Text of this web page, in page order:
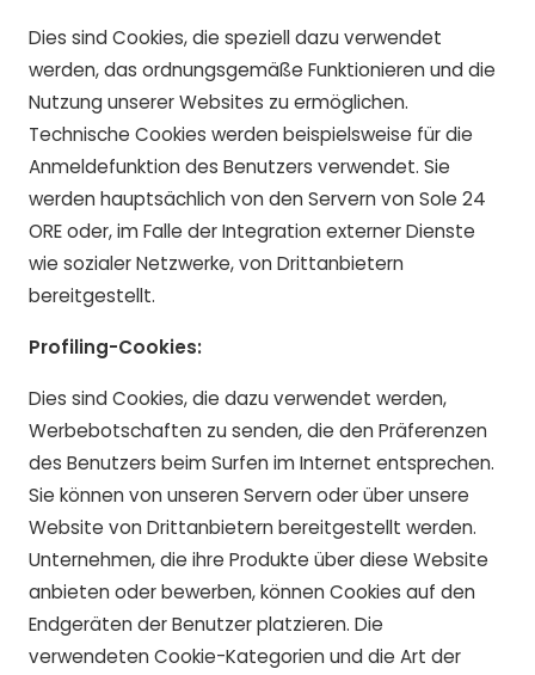
Dies sind Cookies, die speziell dazu verwendet
werden, das ordnungsgemäße Funktionieren und die
Nutzung unserer Websites zu ermöglichen.
Technische Cookies werden beispielsweise für die
Anmeldefunktion des Benutzers verwendet. Sie
werden hauptsächlich von den Servern von Sole 24
ORE oder, im Falle der Integration externer Dienste
wie sozialer Netzwerke, von Drittanbietern
bereitgestellt.
Profiling-Cookies:
Dies sind Cookies, die dazu verwendet werden,
Werbebotschaften zu senden, die den Präferenzen
des Benutzers beim Surfen im Internet entsprechen.
Sie können von unseren Servern oder über unsere
Website von Drittanbietern bereitgestellt werden.
Unternehmen, die ihre Produkte über diese Website
anbieten oder bewerben, können Cookies auf den
Endgeräten der Benutzer platzieren. Die
verwendeten Cookie-Kategorien und die Art der